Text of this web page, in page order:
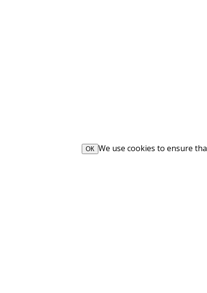
We use cookies to ensure
ОК